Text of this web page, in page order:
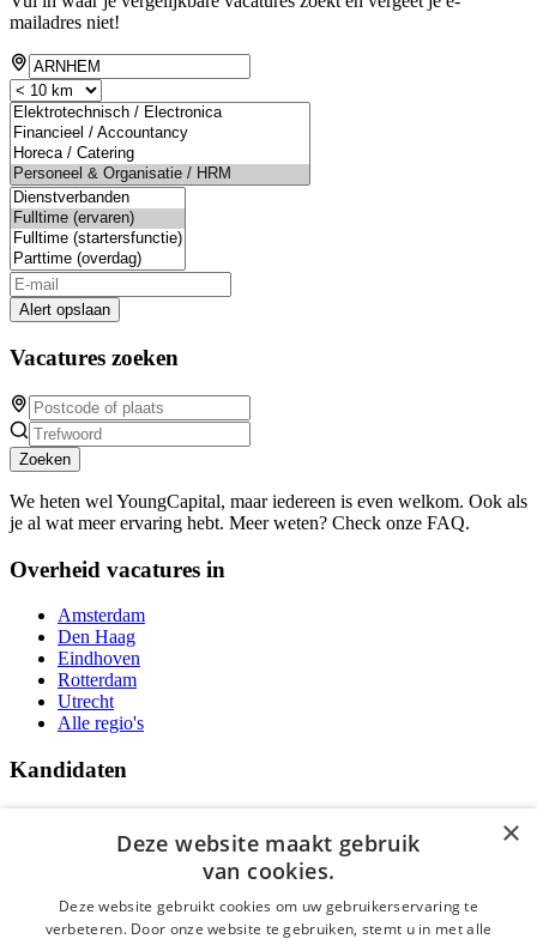
mailadres niet!
Alert opslaan
Vacatures zoeken
Zoeken
We heten wel YoungCapital, maar iedereen is even welkom. Ook als
je al wat meer ervaring hebt. Meer weten? Check onze FAQ.
Overheid vacatures in
Amsterdam
Den Haag
Eindhoven
Rotterdam
Utrecht
Alle regio's
Kandidaten
Vacatures
Over Vacatures Overheid Online
YoungCapital IOS App
YoungCapital Android App
×
Deze website maakt gebruik
van cookies.
Deze website gebruikt cookies om uw gebruikerservaring te
verbeteren. Door onze website te gebruiken, stemt u in met alle